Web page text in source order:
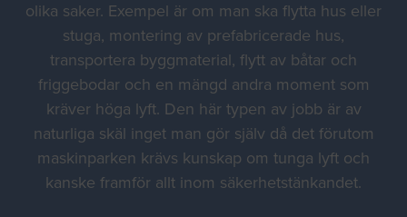
olika saker. Exempel är om man ska flytta hus eller
stuga, montering av prefabricerade hus,
transportera byggmaterial, flytt av båtar och
friggebodar och en mängd andra moment som
kräver höga lyft. Den här typen av jobb är av
naturliga skäl inget man gör själv då det förutom
maskinparken krävs kunskap om tunga lyft och
kanske framför allt inom säkerhetstänkandet.